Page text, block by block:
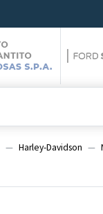
Harley-Davidson